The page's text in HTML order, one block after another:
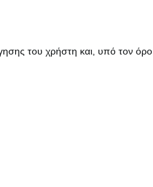
του χρήστη και, υπό τον όρο